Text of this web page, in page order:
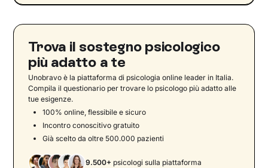
Perché parlare di infertilità di coppia
Quando la coppia chiede aiuto?
Il sostegno psicologico per la coppia: le linee
guida
L’importanza di un percorso psicologico nel
percorso di PMA
I benefici del sostegno psicologico nella PMA
Strategie pratiche per gestire lo stress e le
emozioni durante la PMA
Trova il sostegno psicologico
più adatto a te
Unobravo è la piattaforma di psicologia online leader in Italia.
Compila il questionario per trovare lo psicologo più adatto alle
tue esigenze.
100% online, flessibile e sicuro
Incontro conoscitivo gratuito
Già scelto da oltre 500.000 pazienti
9.500+ psicologi sulla piattaforma